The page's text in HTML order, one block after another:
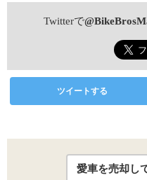
Twitterで
ツイートする
愛車を売却し